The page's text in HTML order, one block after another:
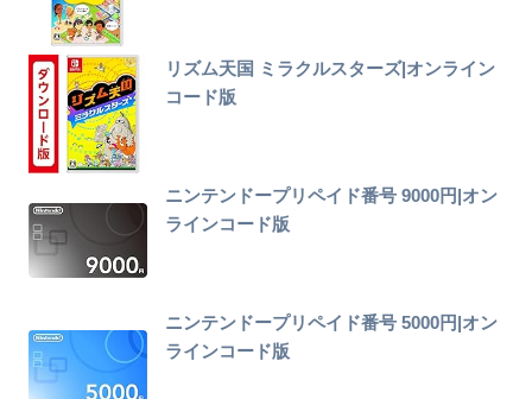
リズム天国 ミラクルスターズ|オンライン
コード版
ニンテンドープリペイド番号 9000円|オン
ラインコード版
ニンテンドープリペイド番号 5000円|オン
ラインコード版